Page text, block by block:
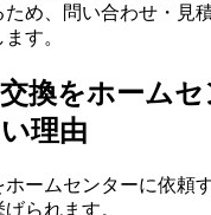
め、問い合わせ・見
す。
換をホーム
理由
ームセンターに依頼
られます。